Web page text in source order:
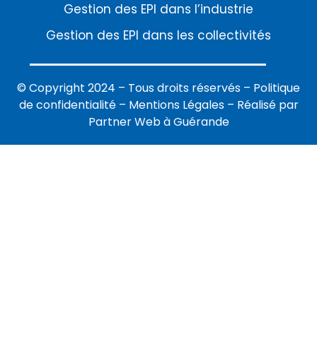
Gestion des EPI dans l’industrie
Gestion des EPI dans les collectivités
© Copyright 2024 – Tous droits réservés – Politique
de confidentialité– Mentions Légales– Réalisé par
Partner Web à Guérande